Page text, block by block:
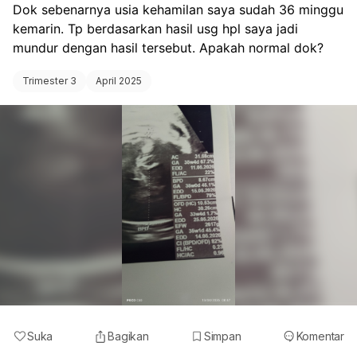
Dok sebenarnya usia kehamilan saya sudah 36 minggu
kemarin. Tp berdasarkan hasil usg hpl saya jadi
mundur dengan hasil tersebut. Apakah normal dok?
Trimester 3 April 2025
Suka Bagikan Simpan Komentar